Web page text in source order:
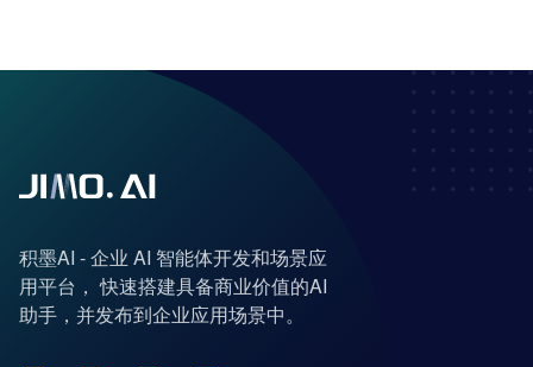
积墨AI - 企业 AI 智能体开发和场景应
用平台， 快速搭建具备商业价值的AI
助手，并发布到企业应用场景中。